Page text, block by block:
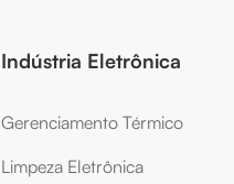
Indústria Eletrônica
Gerenciamento Térmico
Limpeza Eletrônica